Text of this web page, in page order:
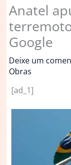
Anatel
Google
Deixe um
Obras
[ad_1]